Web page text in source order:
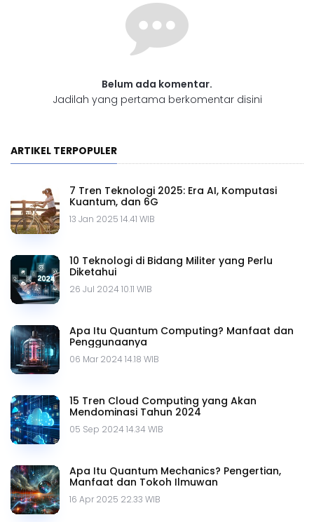
Belum ada komentar.
Jadilah yang pertama berkomentar disini
ARTIKEL TERPOPULER
7 Tren Teknologi 2025: Era AI, Komputasi
Kuantum, dan 6G
13 Jan 2025 14.41 WIB
10 Teknologi di Bidang Militer yang Perlu
Diketahui
26 Jul 2024 10.11 WIB
Apa Itu Quantum Computing? Manfaat dan
Penggunaanya
06 Mar 2024 14.18 WIB
15 Tren Cloud Computing yang Akan
Mendominasi Tahun 2024
05 Sep 2024 14.34 WIB
Apa Itu Quantum Mechanics? Pengertian,
Manfaat dan Tokoh Ilmuwan
16 Apr 2025 22.33 WIB